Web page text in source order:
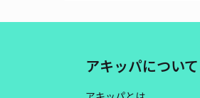
アキッパについて